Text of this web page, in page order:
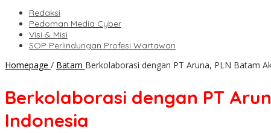
Redaksi
Pedoman Media Cyber
Visi & Misi
SOP Perlindungan Profesi Wartawan
Homepage / Batam Berkolaborasi dengan PT Aruna, PLN Batam
Berkolaborasi dengan PT
Indonesia